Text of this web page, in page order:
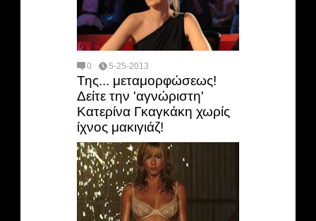
0 5-25-2013
Της... μεταμορφώσεως!
Δείτε την 'αγνώριστη'
Κατερίνα Γκαγκάκη χωρίς
ίχνος μακιγιάζ!